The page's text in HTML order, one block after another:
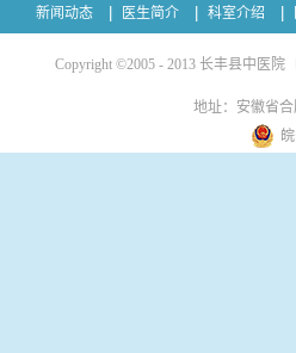
新闻动态 医生简介 科室介绍
Copyright ©2005 - 2013 长丰县中医院
地址：安徽省